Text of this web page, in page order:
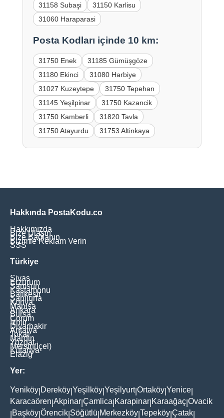
31158 Subaşi
31150 Karlisu
31060 Haraparasi
Posta Kodları içinde 10 km:
31750 Enek
31185 Gümüşgöze
31180 Ekinci
31080 Harbiye
31027 Kuzeytepe
31750 Tepehan
31145 Yeşilpinar
31750 Kazancik
31750 Kamberli
31820 Tavla
31750 Atayurdu
31753 Altinkaya
Hakkında PostaKodu.co
Hakkımızda
Bize Ulaşın
Bize Bağlanın
Bizimle Reklam Verin
SSS
Türkiye
Sivas
Erzurum
Samsun
Kastamonu
Balikesir
Şanliurfa
Konya
Manisa
Ankara
Bursa
Çorum
İzmir
Diyarbakir
Antalya
Tokat
Mardin
Yozgat
Mersin(İçel)
Kütahya
Elaziğ
Yer:
Yeniköy Dereköy Yeşilköy Yeşilyurt|Ortaköy Yenice
Karacaören Akpinar Çamlica Karapinar Karaağaç Ovacik
Başköy Örencik Söğütlü Merkezköy Tepeköy Çatak